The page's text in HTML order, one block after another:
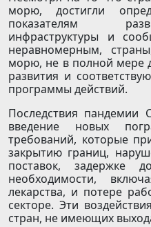
морю, достигли
показателям
инфраструктуры и
неравномерным,
морю, не в полной мере
развития и
программы действий.
Последствия пандемии
введение новых
требований, которые
закрытию границ,
поставок, задержке
необходимости,
лекарства, и потере
секторе. Эти
стран, не имеющих